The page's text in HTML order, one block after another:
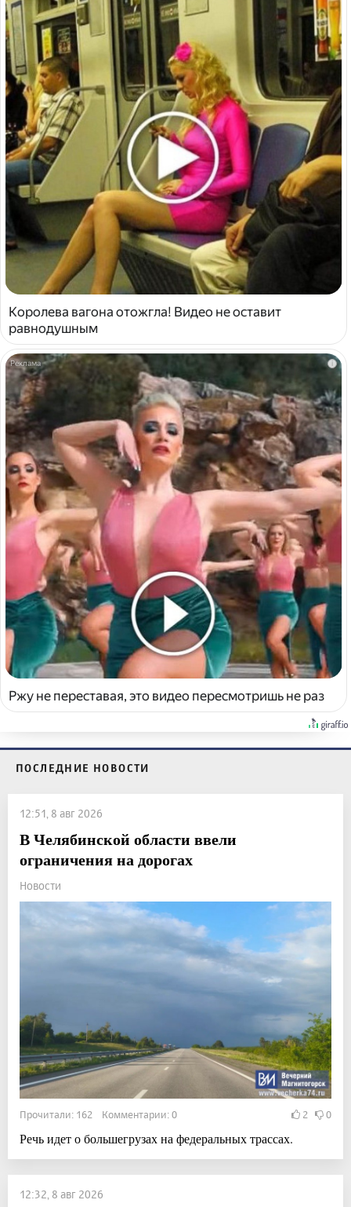
Королева вагона отожгла! Видео не оставит
равнодушным
i
Ржу не переставая, это видео пересмотришь не раз
ПОСЛЕДНИЕ НОВОСТИ
12:51, 8 авг 2026
В Челябинской области ввели
ограничения на дорогах
Новости
Прочитали: 162 Комментарии: 0 2 0
Речь идет о большегрузах на федеральных трассах.
12:32, 8 авг 2026